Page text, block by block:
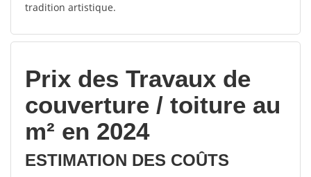
tradition artistique.
Prix des Travaux de
couverture / toiture au
m² en 2024
ESTIMATION DES COÛTS